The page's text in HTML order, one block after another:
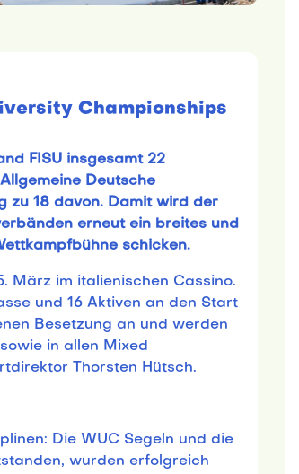
Championships
FISU insgesamt 22
Deutsche
zu 18 davon. Damit wird der
erneut ein breites und
schicken.
März im italienischen Cassino.
und 16 Aktiven an den Start
Besetzung an und werden
in allen Mixed
Thorsten Hütsch.
Die WUC Segeln und die
wurden erfolgreich